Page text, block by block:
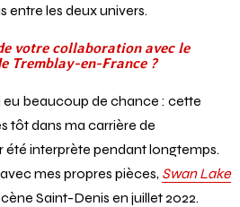
les deux univers.
votre collaboration avec le
Tremblay-en-France ?
eu beaucoup de chance : cette
tôt dans ma carrière de
été interprète pendant longtemps.
mes propres pièces, Swan Lake
Saint-Denis en juillet 2022.